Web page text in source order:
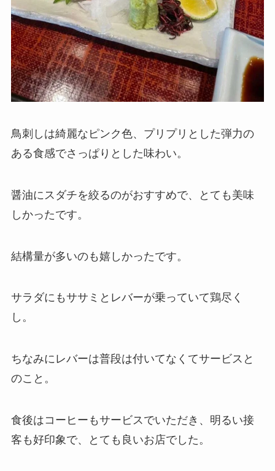
鳥刺しは綺麗なピンク色、プリプリとした弾力の
ある食感でさっぱりとした味わい。
醤油にスダチを絞るのがおすすめで、とても美味
しかったです。
結構量が多いのも嬉しかったです。
サラダにもササミとレバーが乗っていて鶏尽く
し。
ちなみにレバーは普段は付いてなくてサービスと
のこと。
食後はコーヒーもサービスでいただき、明るい接
客も好印象で、とても良いお店でした。